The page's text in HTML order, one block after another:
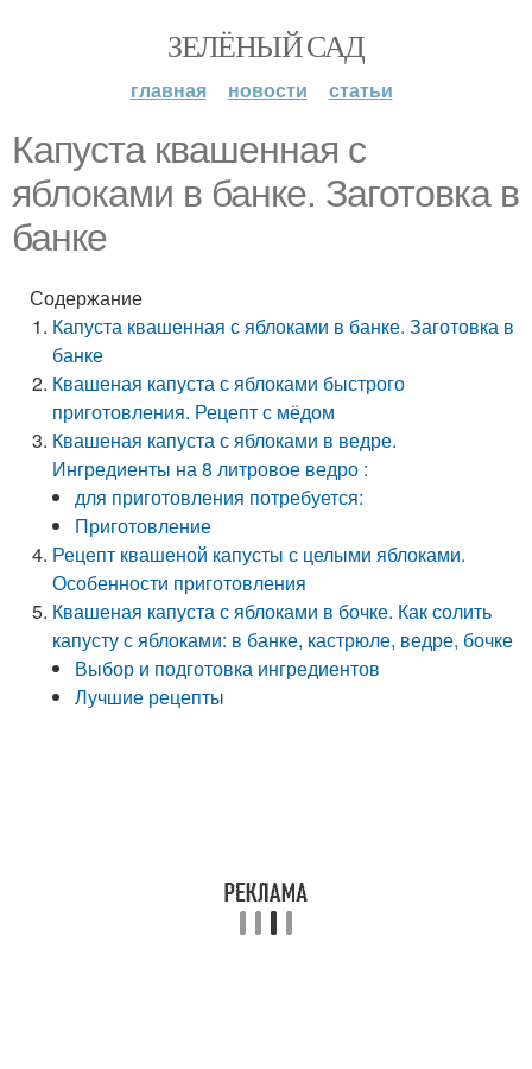
ЗЕЛЁНЫЙ САД
главная новости статьи
Капуста квашенная с
яблоками в банке. Заготовка в
банке
Содержание
Капуста квашенная с яблоками в банке. Заготовка в
банке
Квашеная капуста с яблоками быстрого
приготовления. Рецепт с мёдом
Квашеная капуста с яблоками в ведре.
Ингредиенты на 8 литровое ведро :
для приготовления потребуется:
Приготовление
Рецепт квашеной капусты с целыми яблоками.
Особенности приготовления
Квашеная капуста с яблоками в бочке. Как солить
капусту с яблоками: в банке, кастрюле, ведре, бочке
Выбор и подготовка ингредиентов
Лучшие рецепты